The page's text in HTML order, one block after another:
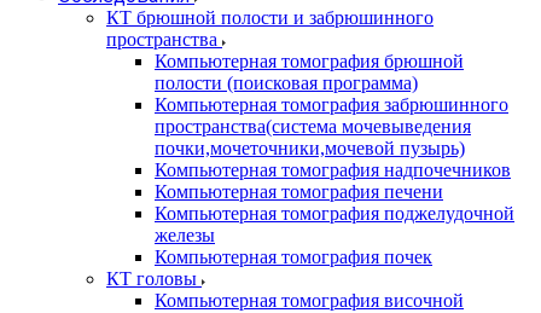
КТ брюшной полости и забрюшинного
пространства
Компьютерная томография брюшной
полости (поисковая программа)
Компьютерная томография забрюшинного
пространства(система мочевыведения
почки,мочеточники,мочевой пузырь)
Компьютерная томография надпочечников
Компьютерная томография печени
Компьютерная томография поджелудочной
железы
Компьютерная томография почек
КТ головы
Компьютерная томография височной